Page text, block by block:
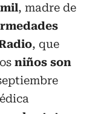
, madre de
, que
niños son